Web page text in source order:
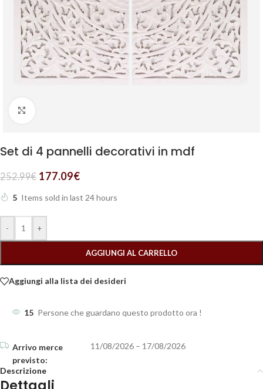
Set di 4 pannelli decorativi in mdf
252.99€ 177.09€
5 Items sold in last 24 hours
- +
AGGIUNGI AL CARRELLO
Aggiungi alla lista dei desideri
15 Persone che guardano questo prodotto ora !
11/08/2026 – 17/08/2026
Descrizione